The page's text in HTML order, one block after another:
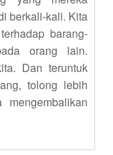
berkali-kali. Kita
barang-
orang lain.
Dan teruntuk
tolong lebih